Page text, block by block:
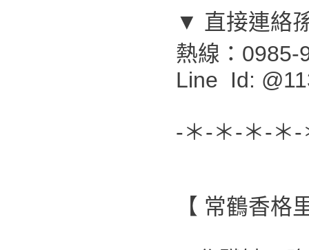
▼ 直接連絡
熱線：0985-
Line Id:
-＊-＊-＊-＊
【 常鶴香格